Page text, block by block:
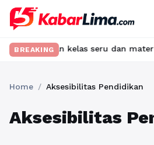
BREAKINGkelas seru dan materi
Home / Aksesibilitas Pendidikan
Aksesibilitas